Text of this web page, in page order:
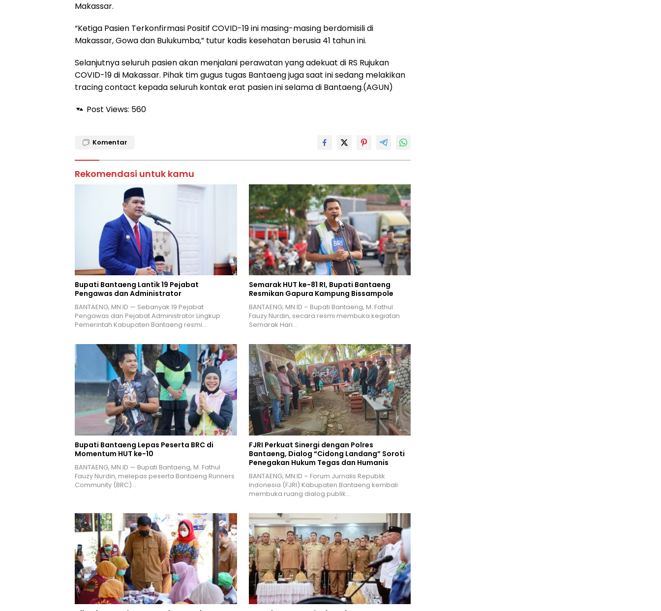
Makassar.
“Ketiga Pasien Terkonfirmasi Positif COVID-19 ini masing-masing berdomisili di
Makassar, Gowa dan Bulukumba,” tutur kadis kesehatan berusia 41 tahun ini.
Selanjutnya seluruh pasien akan menjalani perawatan yang adekuat di RS Rujukan
COVID-19 di Makassar. Pihak tim gugus tugas Bantaeng juga saat ini sedang melakikan
tracing contact kepada seluruh kontak erat pasien ini selama di Bantaeng.(AGUN)
Post Views: 560
Komentar
Rekomendasi untuk kamu
Bupati Bantaeng Lantik 19 Pejabat
Pengawas dan Administrator
BANTAENG, MN.ID — Sebanyak 19 Pejabat
Pengawas dan Pejabat Administrator Lingkup
Pemerintah Kabupaten Bantaeng resmi…
Semarak HUT ke-81 RI, Bupati Bantaeng
Resmikan Gapura Kampung Bissampole
BANTAENG, MN.ID – Bupati Bantaeng, M. Fathul
Fauzy Nurdin, secara resmi membuka kegiatan
Semarak Hari…
Bupati Bantaeng Lepas Peserta BRC di
Momentum HUT ke-10
BANTAENG, MN.ID — Bupati Bantaeng, M. Fathul
Fauzy Nurdin, melepas peserta Bantaeng Runners
Community (BRC)…
FJRI Perkuat Sinergi dengan Polres
Bantaeng, Dialog “Cidong Landang” Soroti
Penegakan Hukum Tegas dan Humanis
BANTAENG, MN.ID – Forum Jurnalis Republik
Indonesia (FJRI) Kabupaten Bantaeng kembali
membuka ruang dialog publik…